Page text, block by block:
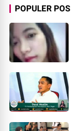
POPULER POS